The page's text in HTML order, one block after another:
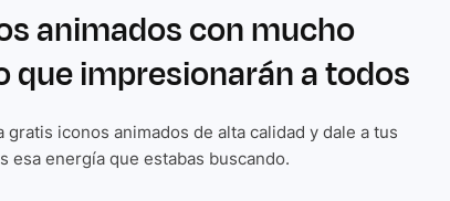
animados con mucho
que impresionarán a todos
gratis iconos animados de alta calidad y dale a tus
esa energía que estabas buscando.